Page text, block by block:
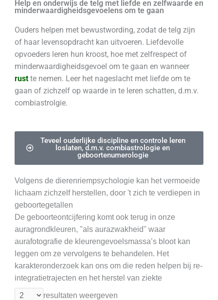
Help en onderwijs de telg met liefde en zelfwaarde en
minderwaardigheidsgevoelens om te gaan
Ouders helpen met bewustwording, zodat de telg zijn
of haar levensopdracht kan uitvoeren. Liefdevolle
opvoeders leren hun kroost, hoe met zelfrespect of
minderwaardigheidsgevoel om te gaan en wanneer
rust te nemen. Leer het nageslacht met liefde om te
gaan of zichzelf op waarde in te leren schatten, d.m.v.
combiastrolgie.
Teveel ouderlijke discipline en controle leren
loslaten, d.m.v. combiastrologie en
geboortenumerologie
Volgens de dierenriempsychologie kan het vermoeide
lichaam zichzelf herstellen, door 't zich te verdiepen in
geboortegetallen
De geboorteontcijfering komt ook terug in onze
auragrondkleuren, "als aurazwakheid" waar
aurafotografie de kleurengevoelsmassa’s bloot kan
leggen om ze vervolgens te behandelen. Het
karakteronderzoek kan ons om die reden helpen bij re-
integratietrajecten en het herstel van ziekte
resultaten weergeven